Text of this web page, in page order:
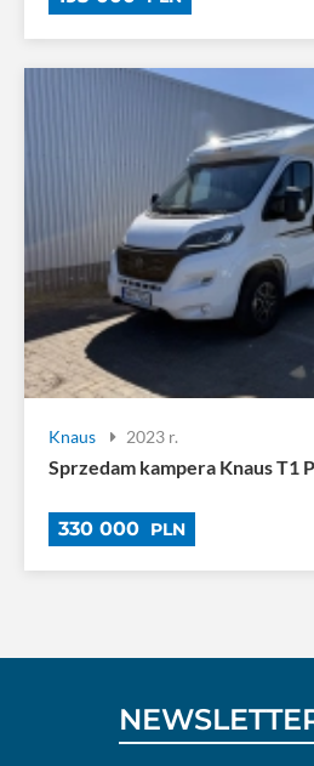
Knaus 2023 r.
Sprzedam kampera Knaus T1
330 000 PLN